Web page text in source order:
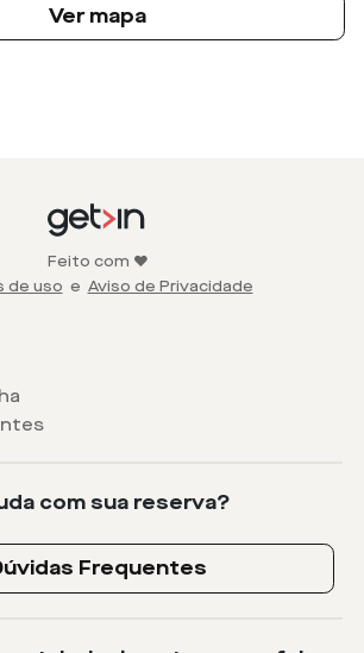
Ver mapa
Feito com ❤️
de uso e Aviso de Privacidade
com sua reserva?
Frequentes